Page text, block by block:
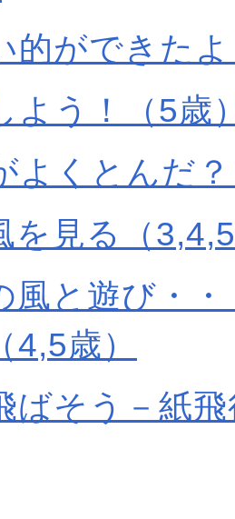
的ができた
よう！（5歳
よくとんだ
を見る（
風と遊び・
4,5歳）
ばそう－紙